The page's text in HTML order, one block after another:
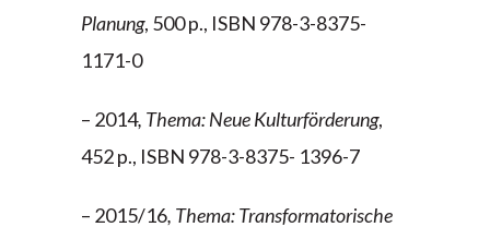
Planung, 500 p., ISBN 978-3-8375-
1171-0
– 2014, Thema:Neue Kulturförderung,
452 p., ISBN 978-3-8375- 1396-7
– 2015/16, Thema:Transformatorische